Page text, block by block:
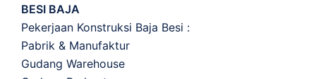
BESI BAJA
Pekerjaan Konstruksi Baja Besi :
Pabrik & Manufaktur
Gudang Warehouse